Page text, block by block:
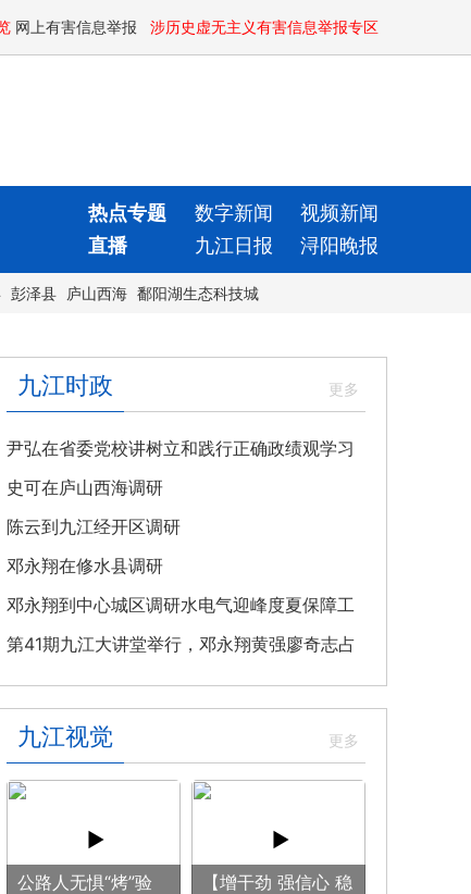
网上有害信息举报 涉历史虚无主义有害信息举报专区
热点专题 数字新闻
视频新闻
直播 九江日报 浔阳晚报
彭泽县 庐山西海 鄱阳湖生态科技城
九江时政
尹弘在省委党校讲树立和践行正确政绩观学习
教育专题党课
史可在庐山西海调研
陈云到九江经开区调研
邓永翔在修水县调研
邓永翔到中心城区调研水电气迎峰度夏保障工
作
第41期九江大讲堂举行，邓永翔黄强廖奇志占
勇出席
九江视觉
公路人无惧“烤”验
【增干劲 强信心 稳